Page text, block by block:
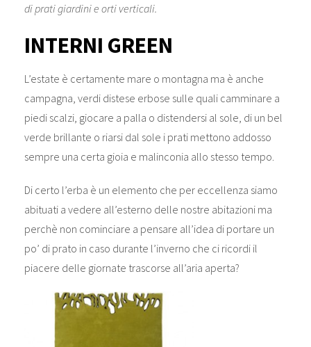
di prati giardini e orti verticali.
INTERNI GREEN
L’estate è certamente mare o montagna ma è anche
campagna, verdi distese erbose sulle quali camminare a
piedi scalzi, giocare a palla o distendersi al sole, di un bel
verde brillante o riarsi dal sole i prati mettono addosso
sempre una certa gioia e malinconia allo stesso tempo.
Di certo l’erba è un elemento che per eccellenza siamo
abituati a vedere all’esterno delle nostre abitazioni ma
perchè non cominciare a pensare all’idea di portare un
po’ di prato in caso durante l’inverno che ci ricordi il
piacere delle giornate trascorse all’aria aperta?